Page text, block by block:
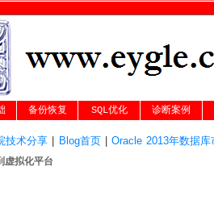
备份恢复 SQL优化 诊断案例
技术分享| Blog首页|Oracle 2013年数据
虚拟化平台